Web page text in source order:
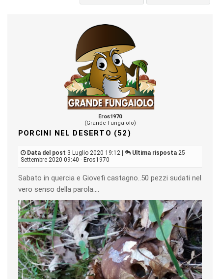
Eros1970
(Grande Fungaiolo)
PORCINI NEL DESERTO (52)
Data del post 3 Luglio 2020 19:12 | Ultima risposta 25
Settembre 2020 09:40 - Eros1970
Sabato in quercia e Giovefi castagno..50 pezzi sudati nel
vero senso della parola....